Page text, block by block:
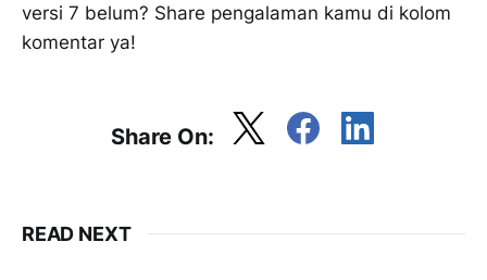
versi 7 belum? Share pengalaman kamu di kolom
komentar ya!
Share On:
READ NEXT